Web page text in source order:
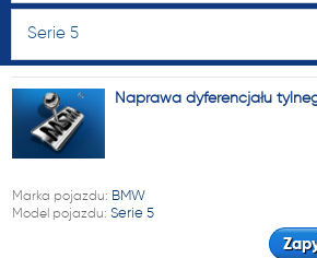
Serie 5
Naprawa dyferencjału
Marka pojazdu: BMW
Model pojazdu: Serie 5